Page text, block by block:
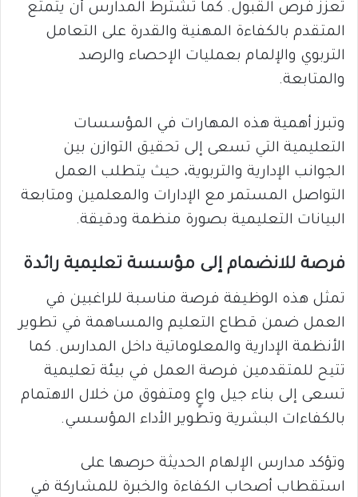
تعزز فرص القبول. كما تشترط المدارس أن يتمتع
المتقدم بالكفاءة المهنية والقدرة على التعامل
التربوي والإلمام بعمليات الإحصاء والرصد
والمتابعة.
وتبرز أهمية هذه المهارات في المؤسسات
التعليمية التي تسعى إلى تحقيق التوازن بين
الجوانب الإدارية والتربوية، حيث يتطلب العمل
التواصل المستمر مع الإدارات والمعلمين ومتابعة
البيانات التعليمية بصورة منظمة ودقيقة.
فرصة للانضمام إلى مؤسسة تعليمية رائدة
تمثل هذه الوظيفة فرصة مناسبة للراغبين في
العمل ضمن قطاع التعليم والمساهمة في تطوير
الأنظمة الإدارية والمعلوماتية داخل المدارس. كما
تتيح للمتقدمين فرصة العمل في بيئة تعليمية
تسعى إلى بناء جيل واعٍ ومتفوق من خلال الاهتمام
بالكفاءات البشرية وتطوير الأداء المؤسسي.
وتؤكد مدارس الإلهام الحديثة حرصها على
استقطاب أصحاب الكفاءة والخبرة للمشاركة في